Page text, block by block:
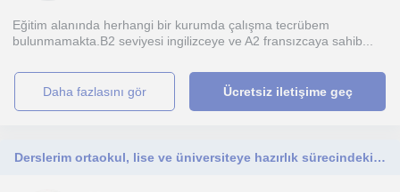
Eğitim alanında herhangi bir kurumda çalışma tecrübem
bulunmamakta.B2 seviyesi ingilizceye ve A2 fransızcaya sahib...
daha fazlasını gör Ücretsiz iletişime geç
Derslerim ortaokul, lise ve üniversiteye hazırlık sürecindeki öğrencilere yöneliktir.